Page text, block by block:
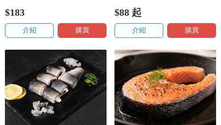
$183
介紹 購買
$88 起
介紹 購買